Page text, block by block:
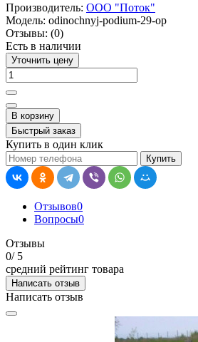
Производитель: ООО "Поток"
Модель: odinochnyj-podium-29-op
Отзывы: (0)
Есть в наличии
Уточнить цену
В корзину
Быстрый заказ
Купить в один клик
Купить
Отзывов0
Вопросы0
Отзывы
0/ 5
средний рейтинг товара
Написать отзыв
Написать отзыв